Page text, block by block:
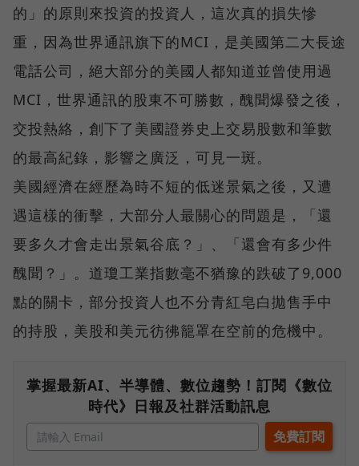
的」的原則來投資的投資人，這次真的損失慘
重，因為世界通訊旗下的MCI，是美國第二大長途
電話公司，絕大部分的美國人都知道並曾使用過
MCI，世界通訊的股東不可勝數，醜聞爆發之後，
交投熱絡，創下了美國證券史上交易股數和筆數
的最高紀錄，影響之廣泛，可見一斑。
美國經濟在經歷為時不短的低迷景氣之後，又遭
遇這樣的衝擊，大部分人最關心的問題是，「還
要多久才會走出景氣谷底？」、「還會有多少件
醜聞？」。道瓊工業指數毫不猶豫的跌破了9,000
點的關卡，部分投資人也不分青紅皂白拋售手中
的持股，美股和美元彷彿籠罩在空前的危機中。
掌握最新AI、半導體、數位趨勢！訂閱《數位
時代》日報及社群活動訊息